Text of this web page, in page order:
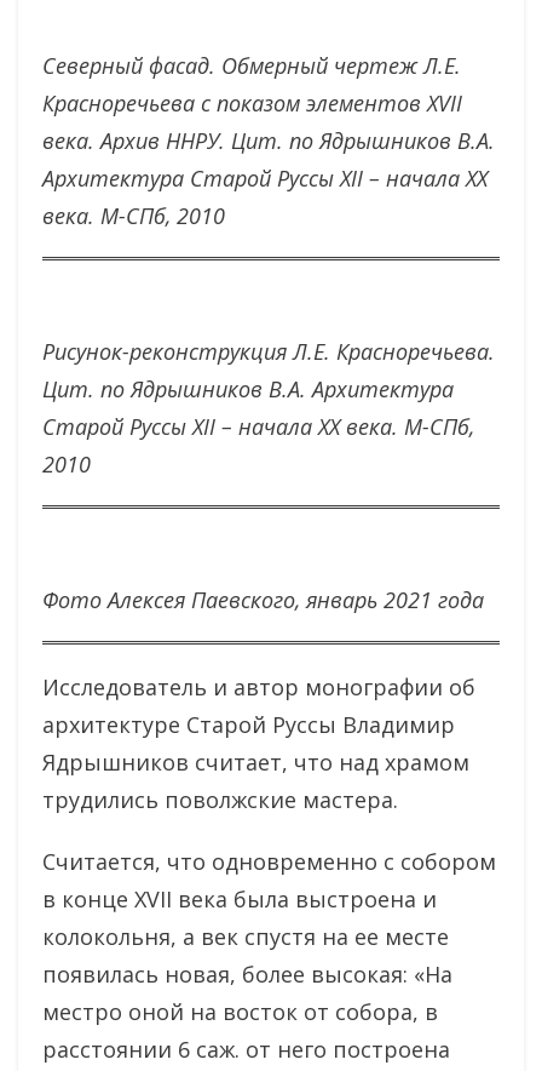
Северный фасад. Обмерный чертеж Л.Е.
Красноречьева с показом элементов XVII
века. Архив ННРУ. Цит. по Ядрышников В.А.
Архитектура Старой Руссы XII – начала XX
века. М-СПб, 2010
Рисунок-реконструкция Л.Е. Красноречьева.
Цит. по Ядрышников В.А. Архитектура
Старой Руссы XII – начала XX века. М-СПб,
2010
Фото Алексея Паевского, январь 2021 года
Исследователь и автор монографии об
архитектуре Старой Руссы Владимир
Ядрышников считает, что над храмом
трудились поволжские мастера.
Считается, что одновременно с собором
в конце XVII века была выстроена и
колокольня, а век спустя на ее месте
появилась новая, более высокая: «На
местро оной на восток от собора, в
расстоянии 6 саж. от него построена